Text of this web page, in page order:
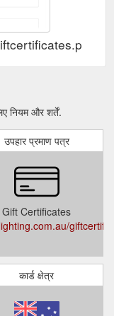
नियम और शर्तें.
उपहार प्रमाण पत्र
Gift Certificates
कार्ड क्षेत्र